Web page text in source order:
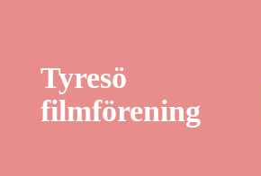
Tyresö
filmförening